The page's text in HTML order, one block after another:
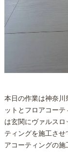
本日の作業は神奈
ットとフロアコー
は玄関にヴァルス
ティングを施工さ
アコーティングの施